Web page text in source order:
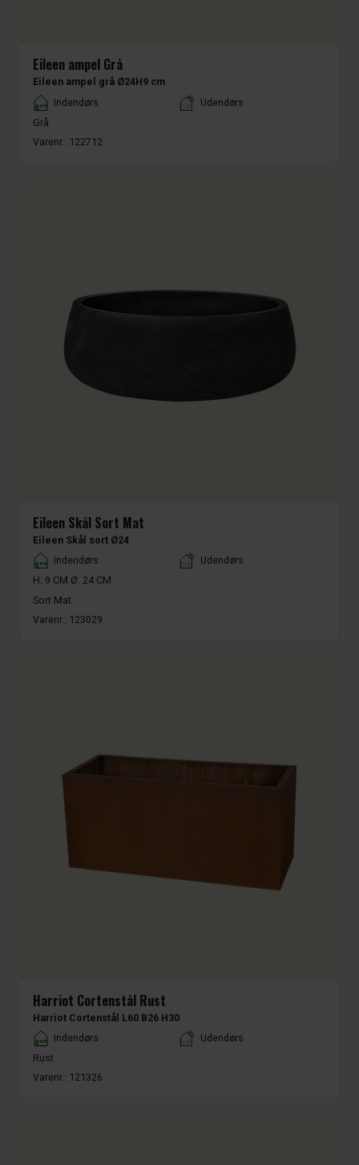
Eileen ampel Grå
Eileen ampel grå Ø24H9 cm
Placement
Indendørs
Udendørs
Grå
Varenr.: 122712
Eileen Skål Sort Mat
Eileen Skål sort Ø24
Placement
Indendørs
Udendørs
H: 9 CM Ø: 24 CM
Sort Mat
Varenr.: 123029
Harriot Cortenstål Rust
Harriot Cortenstål L60 B26 H30
Placement
Indendørs
Udendørs
Rust
Varenr.: 121326